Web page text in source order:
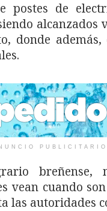
postes de
alcanzados
donde
PUBLICITARIO
breñense,
vean cuando
las autoridades